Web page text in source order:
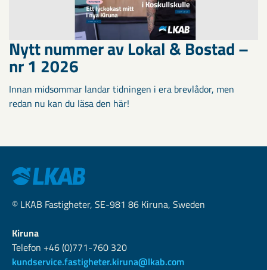
Nytt nummer av Lokal & Bostad –
nr 1 2026
Innan midsommar landar tidningen i era brevlådor, men
redan nu kan du läsa den här!
© LKAB Fastigheter, SE-981 86 Kiruna, Sweden
Kiruna
Telefon +46 (0)771-760 320
kundservice.fastigheter.kiruna@lkab.com